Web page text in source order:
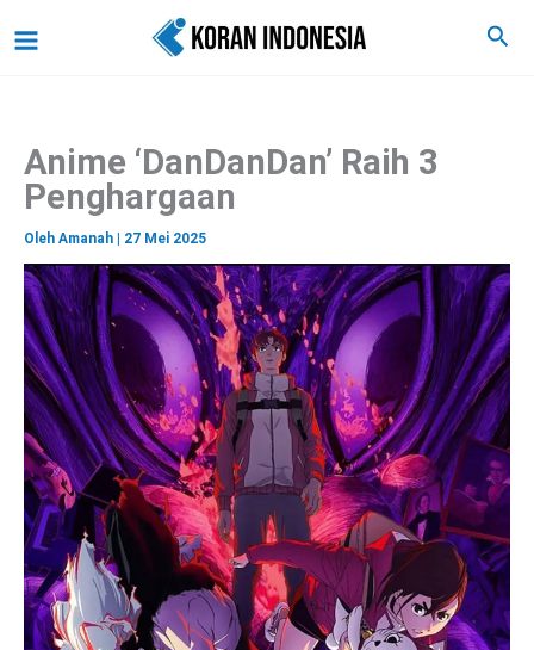
ke
Cari
Anime ‘DanDanDan’ Raih 3
Penghargaan
Oleh Amanah 27 Mei 2025
a